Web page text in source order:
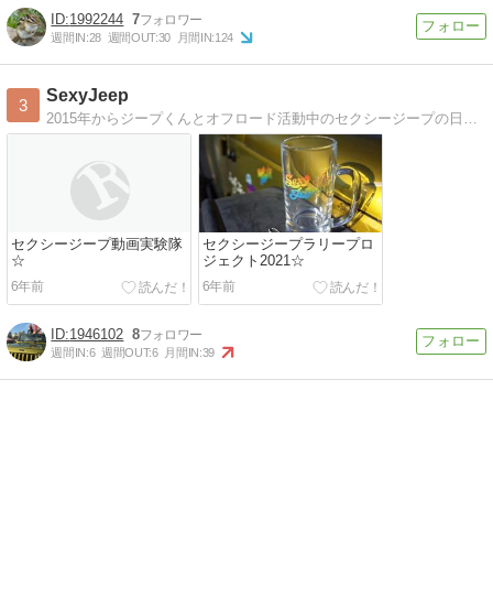
1992244 7
週間IN:28 週間OUT:30 月間IN:124
3
SexyJeep
セクシージープ動画実験隊
☆
6年前
セクシージープラリープロ
ジェクト2021☆
6年前
1946102 8
週間IN:6 週間OUT:6 月間IN:39